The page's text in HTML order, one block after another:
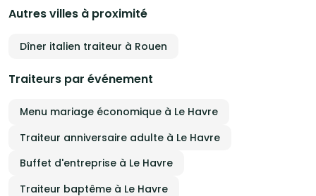
Autres villes à proximité
Dîner italien traiteur à Rouen
Traiteurs par événement
Menu mariage économique à Le Havre
Traiteur anniversaire adulte à Le Havre
Buffet d'entreprise à Le Havre
Traiteur baptême à Le Havre